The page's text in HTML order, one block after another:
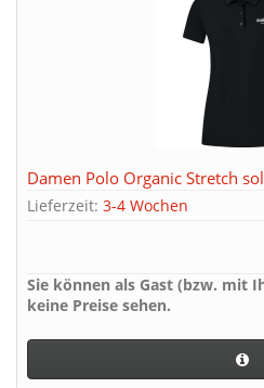
Damen Polo Organic Stretch
Lieferzeit: 3-4 Wochen
Sie können als Gast (bzw. mit
keine Preise sehen.